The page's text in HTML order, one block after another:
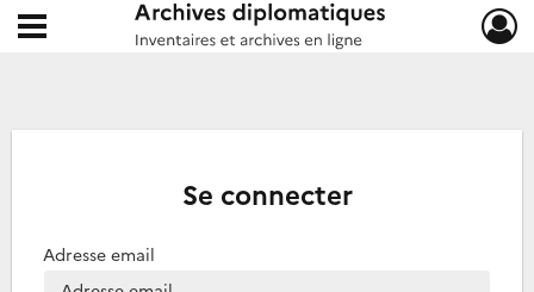
Archives diplomatiques
Ouvrir le menu déroulant
Se connecter
Adresse email